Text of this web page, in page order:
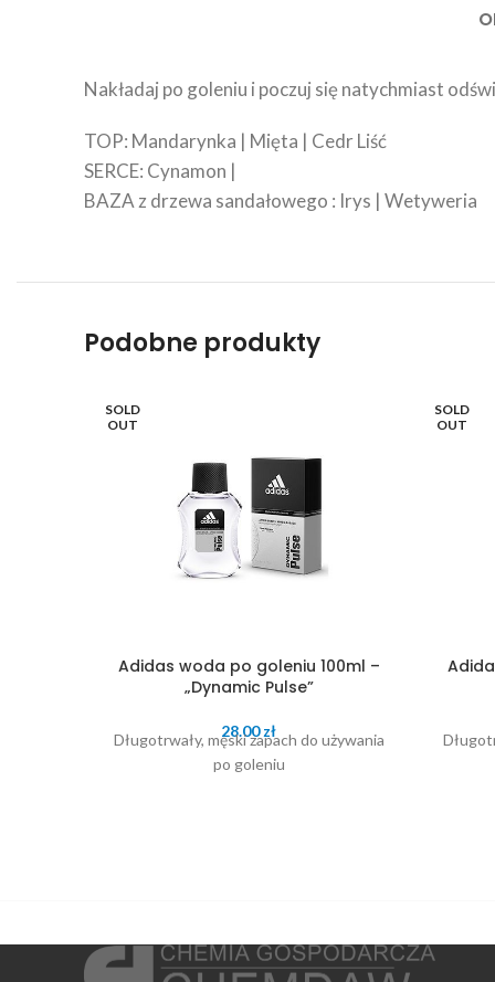
Nakładaj po goleniu i poczuj się natychmiast
TOP: Mandarynka | Mięta | Cedr Liść
SERCE: Cynamon |
BAZA z drzewa sandałowego : Irys | Wetyweria
Podobne produkty
SOLD
OUT
Adidas woda po goleniu 100ml –
„Dynamic Pulse”
28.00zł
Długotrwały, męski zapach do używania
po goleniu
SOLD
OUT